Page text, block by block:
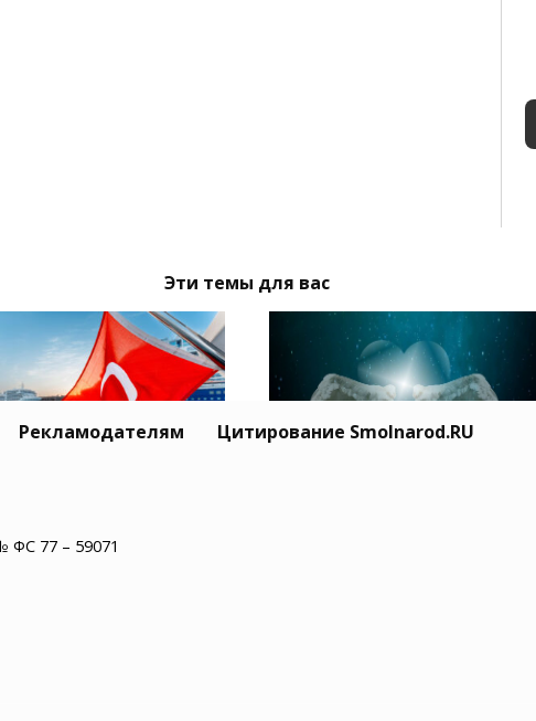
Эти темы для вас
обеспечить
Рекламодателям Цитирование Smolnarod.RU
ФС 77 – 59071